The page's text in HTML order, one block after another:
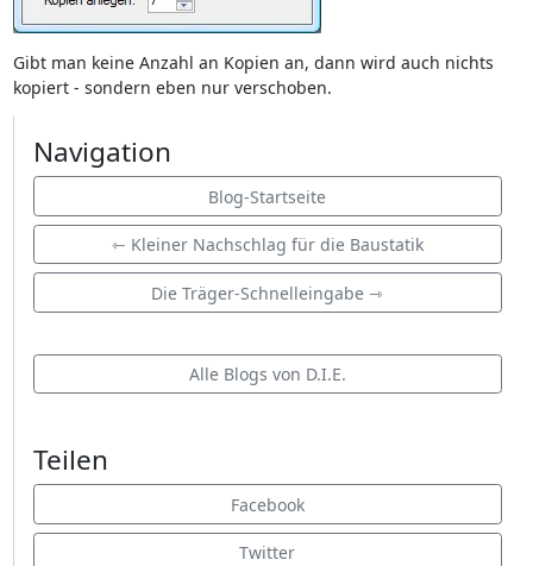
Gibt man keine Anzahl an Kopien an, dann wird auch nichts
kopiert - sondern eben nur verschoben.
Navigation
Blog-Startseite
⇽ Kleiner Nachschlag für die Baustatik
Die Träger-Schnelleingabe ⇾
Alle Blogs von D.I.E.
Teilen
Facebook
Twitter